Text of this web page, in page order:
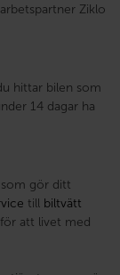
Ziklo
hittar bilen som
14 dagar ha
gör ditt
till biltvätt
att livet med